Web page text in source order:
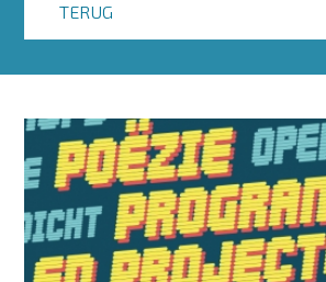
TERUG